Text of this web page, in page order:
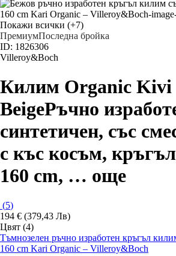
Покажи всички (+7)
ПремиумПоследна бройка
ID: 1826306
Villeroy&Boch
Килим Organic Kivi
BeigeРъчно
синтетичен, със
с къс косъм,
160 cm, … още
(5)
194 € (379,43 Лв)
Цвят (4)
Тъмнозелен ръчно изработен кръгъл
160 cm Kari Organic – Villeroy&Boch